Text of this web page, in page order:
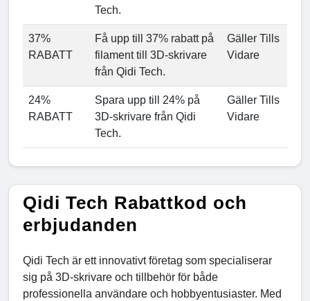
Tech.
37%
RABATT
Få upp till 37% rabatt på
filament till 3D-skrivare
från Qidi Tech.
Gäller Tills
Vidare
24%
RABATT
Spara upp till 24% på
3D-skrivare från Qidi
Tech.
Gäller Tills
Vidare
Qidi Tech Rabattkod och
erbjudanden
Qidi Tech är ett innovativt företag som specialiserar
sig på 3D-skrivare och tillbehör för både
professionella användare och hobbyentusiaster. Med